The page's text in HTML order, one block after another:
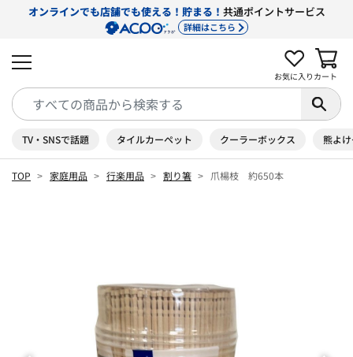
オンラインでも店舗でも使える！貯まる！ 共通ポイントサービス
詳細はこちら
お気に入り カート
TV・SNSで話題 タイルカーペット クーラーボックス 熊よ
TOP 家庭用品 行楽用品 割り箸 爪楊枝 約650本